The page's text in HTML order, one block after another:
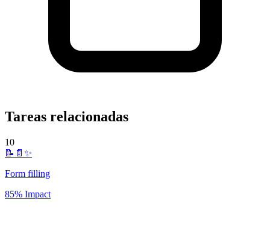
Tareas relacionadas
10
📝📄✨
Form filling
85% Impact